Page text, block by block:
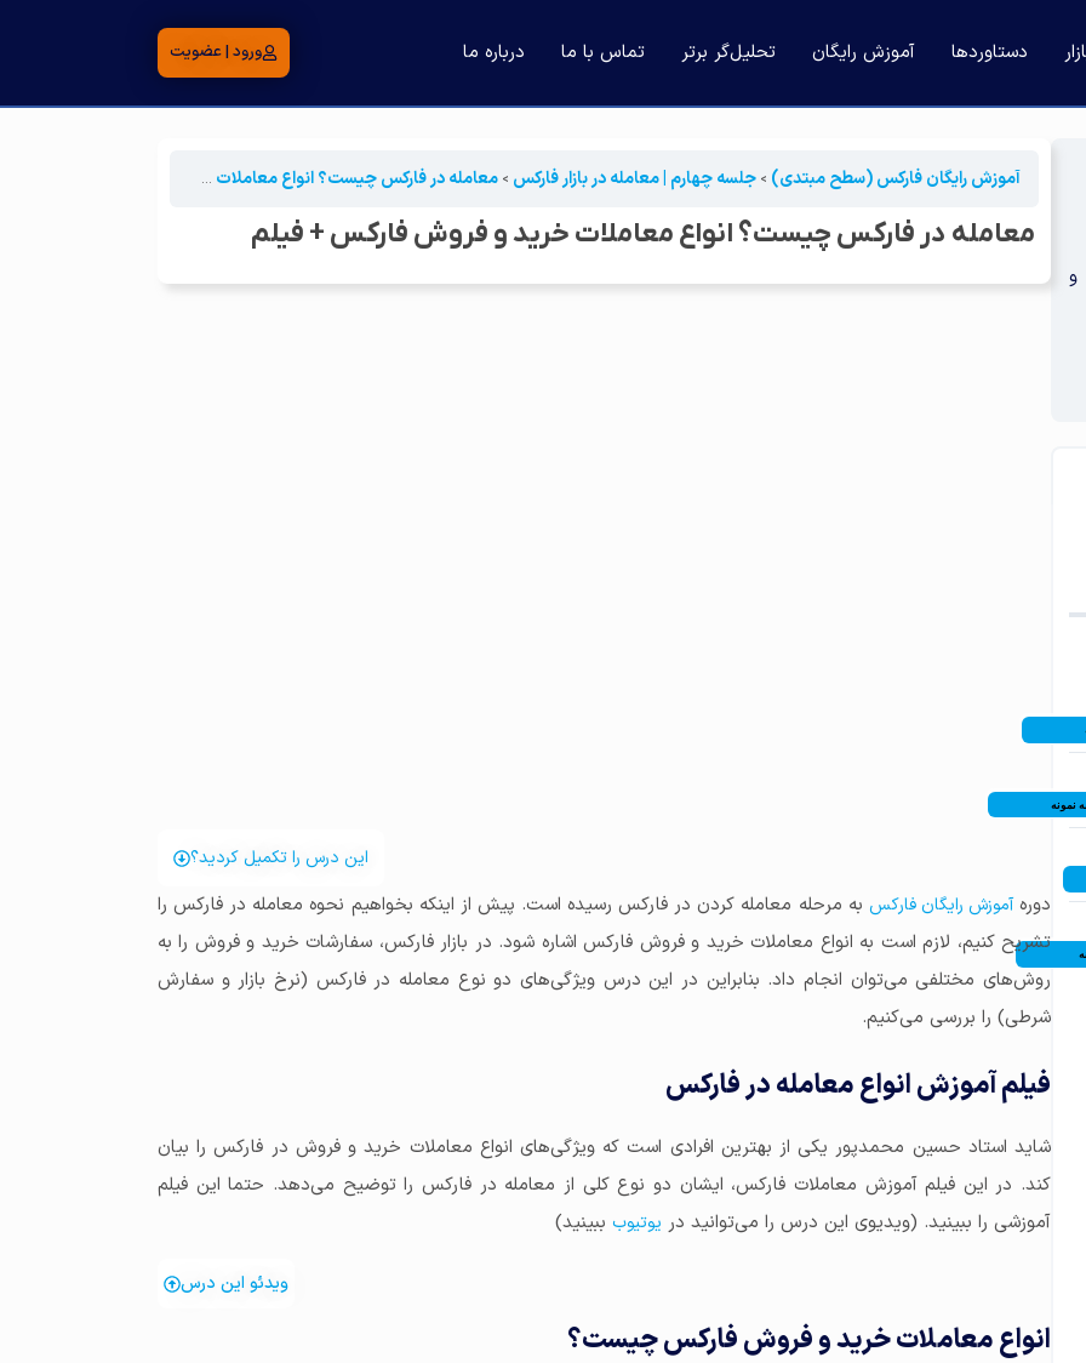
دستاوردها آموزش رایگان تحلیل‌گر برتر تماس با ما درباره ما ورود | عضویت
و
نمونه
آموزش رایگان فارکس (سطح مبتدی) جلسه چهارم | معامله در بازار فارکس معامله در فارکس چیست؟ انواع معاملات خرید و فروش فارکس + فیلم
معامله در فارکس چیست؟ انواع معاملات خرید و فروش فارکس + فیلم
این درس را تکمیل کردید؟
دورهآموزش رایگان فارکس به مرحله معامله کردن در فارکس رسیده است. پیش از اینکه بخواهیم نحوه معامله در فارکس را
تشریح کنیم، لازم است به انواع معاملات خرید و فروش فارکس اشاره شود. در بازار فارکس، سفارشات خرید و فروش را به
روش‌های مختلفی می‌توان انجام داد. بنابراین در این درس ویژگی‌های دو نوع معامله در فارکس (نرخ بازار و سفارش
شرطی) را بررسی می‌کنیم.
فیلم آموزش انواع معامله در فارکس
شاید استاد حسین محمدپور یکی از بهترین افرادی است که ویژگی‌های انواع معاملات خرید و فروش در فارکس را بیان
کند. در این فیلم آموزش معاملات فارکس، ایشان دو نوع کلی از معامله در فارکس را توضیح می‌دهد. حتما این فیلم
آموزشی را ببینید. (ویدیوی این درس را می‌توانید در یوتیوب ببینید)
ویدئو این درس
انواع معاملات خرید و فروش فارکس چیست؟